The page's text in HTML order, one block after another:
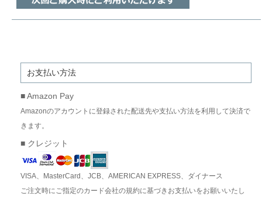
お支払い方法
■ Amazon Pay
Amazonのアカウントに登録された配送先や支払い方法を利用して決済で
きます。
■ クレジット
VISA、MasterCard、JCB、AMERICAN EXPRESS、ダイナース
ご注文時にご指定のカード会社の規約に基づきお支払いをお願いいたし